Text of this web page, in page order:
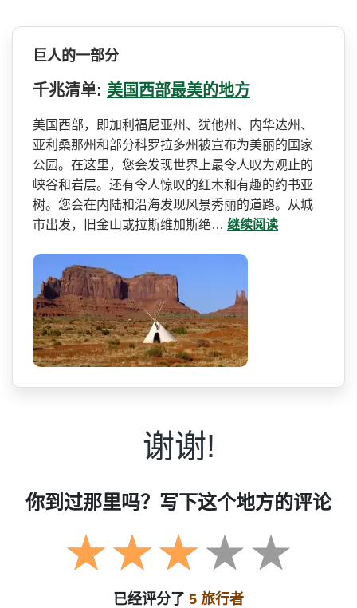
巨人的一部分
千兆清单: 美国西部最美的地方
美国西部，即加利福尼亚州、­犹他州、内华达州、
亚利桑那州和部分科罗拉多州被宣­布为美丽的国家
公园。在这里，您会发现世界上最令人­叹为观止的
峡谷和岩层。还有令人惊叹的红木和有趣的­约书亚
树。您会在内陆和沿海发现风景秀丽的道路。从­城
市出发，旧金山或拉斯维加斯绝… 继续阅读
谢谢!
你到过那里吗？写下这个地方的评论
已经评分了 5 旅行者